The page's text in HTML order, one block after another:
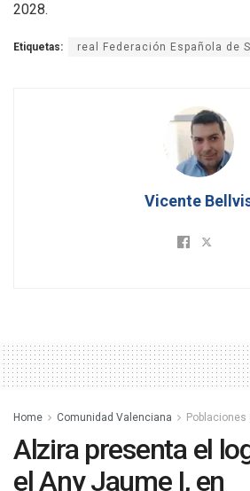
2028.
Etiquetas: real Federación Española de
Vicente
Home Comunidad Valenciana Poblaciones
Alzira presenta el
el Any Jaume I, en